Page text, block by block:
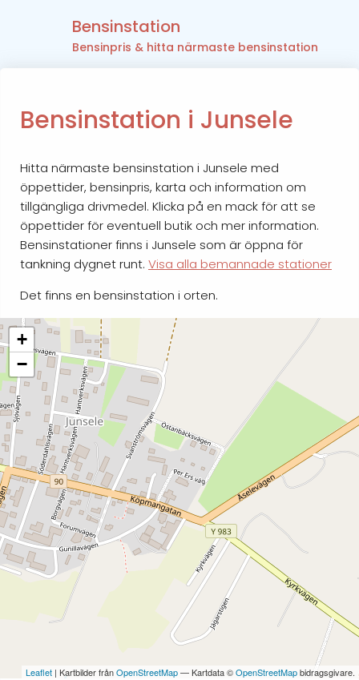
Bensinstation
Bensinpris & hitta närmaste bensinstation
Bensinstation i Junsele
Hitta närmaste bensinstation i Junsele med
öppettider, bensinpris, karta och information om
tillgängliga drivmedel. Klicka på en mack för att se
öppettider för eventuell butik och mer information.
Bensinstationer finns i Junsele som är öppna för
tankning dygnet runt. Visa alla bemannade stationer
Det finns en bensinstation i orten.
+
−
Leaflet | Kartbilder frånOpenStreetMap— Kartdata ©OpenStreetMapbidragsgivare.